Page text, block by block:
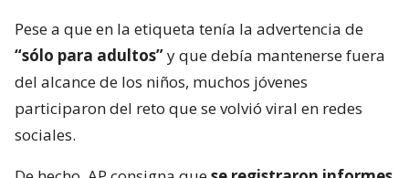
Pese a que en la etiqueta tenía la advertencia de
“sólo para adultos”y que debía mantenerse fuera
del alcance de los niños, muchos jóvenes
participaron del reto que se volvió viral en redes
sociales.